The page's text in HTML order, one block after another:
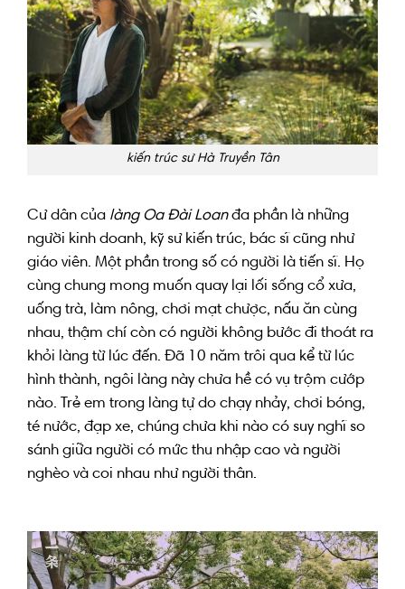
kiến trúc sư Hà Truyền Tân
Cư dân của làng Oa Đài Loanđa phần là những
người kinh doanh, kỹ sư kiến trúc, bác sĩ cũng như
giáo viên. Một phần trong số có người là tiến sĩ. Họ
cùng chung mong muốn quay lại lối sống cổ xưa,
uống trà, làm nông, chơi mạt chược, nấu ăn cùng
nhau, thậm chí còn có người không bước đi thoát ra
khỏi làng từ lúc đến. Đã 10 năm trôi qua kể từ lúc
hình thành, ngôi làng này chưa hề có vụ trộm cướp
nào. T rẻ em trong làng tự do chạy nhảy, chơi bóng,
té nước, đạp xe, chúng chưa khi nào có suy nghĩ so
sánh giữa người có mức thu nhập cao và người
nghèo và coi nhau như người thân.